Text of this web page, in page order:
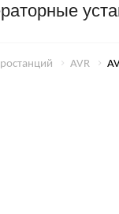
AVR